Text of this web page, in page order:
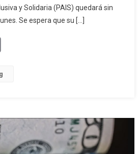
y Solidaria (PAIS) quedará sin
Se espera que su […]